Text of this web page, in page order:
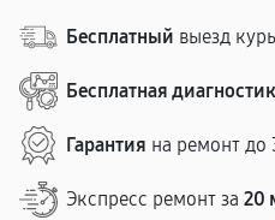
Бесплатный выезд
Бесплатная
Гарантия на ремонт до
Экспресс ремонт за 20